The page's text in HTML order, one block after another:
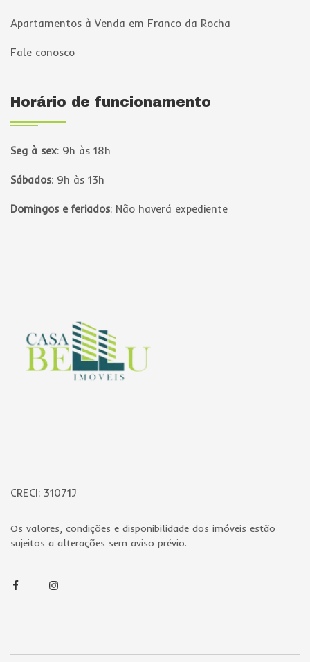
Apartamentos à Venda em Franco da Rocha
Fale conosco
Horário de funcionamento
Seg à sex: 9h às 18h
Sábados: 9h às 13h
Domingos e feriados: Não haverá expediente
CRECI: 31071J
Os valores, condições e disponibilidade dos imóveis estão
sujeitos a alterações sem aviso prévio.
FacebookInstagram